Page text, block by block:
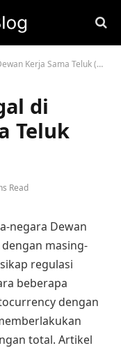
Kerja Sama Teluk (GCC)?
di
Teluk
Read
negara Dewan
dengan masing-
regulasi
beberapa
dengan
total. Artikel